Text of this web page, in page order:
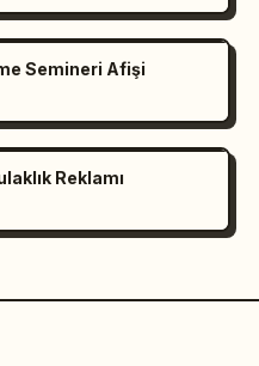
Semineri Afişi
Reklamı